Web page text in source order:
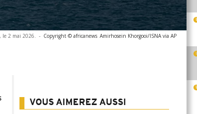
le 2 mai 2026. - Copyright © africanews Amirhosein Khorgooi/ISNA via AP
VOUS AIMEREZ AUSSI